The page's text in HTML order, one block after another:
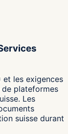
et les exigences
plateformes
Les
suisse durant